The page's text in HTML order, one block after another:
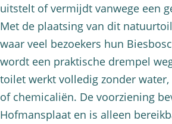
uitstelt of vermijdt vanwege een
Met de plaatsing van dit
waar veel bezoekers hun
wordt een praktische drempel
toilet werkt volledig zonder
of chemicaliën. De voorziening
Hofmansplaat en is alleen